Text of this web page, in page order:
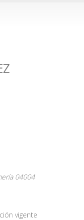
04004
vigente